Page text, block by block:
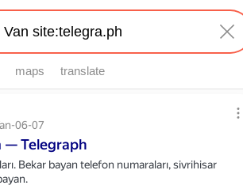
maps translate
06-07
— Telegraph
Bekar bayan telefon numaraları, sivrihisar